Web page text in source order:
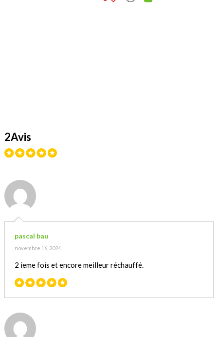
2Avis
pascal bau
novembre 16, 2024
2 ieme fois et encore meilleur réchauffé.